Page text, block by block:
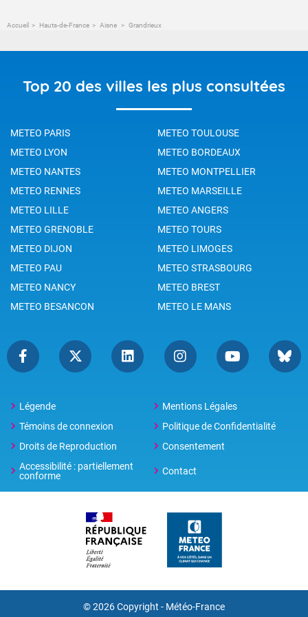
Accueil Hauts-de-France Aisne Grandrieux
Top 20 des villes les plus consultées
METEO PARIS
METEO TOULOUSE
METEO LYON
METEO BORDEAUX
METEO NANTES
METEO MONTPELLIER
METEO RENNES
METEO MARSEILLE
METEO LILLE
METEO ANGERS
METEO GRENOBLE
METEO TOURS
METEO DIJON
METEO LIMOGES
METEO PAU
METEO STRASBOURG
METEO NANCY
METEO BREST
METEO BESANCON
METEO LE MANS
Légende
Mentions Légales
Témoins de connexion
Politique de Confidentialité
Droits de Reproduction
Consentement
Accessibilité : partiellement
conforme
Contact
© 2026 Copyright - Météo-France